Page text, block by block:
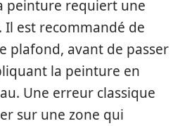
peinture requiert une
Il est recommandé de
plafond, avant de passer
la peinture en
Une erreur classique
sur une zone qui